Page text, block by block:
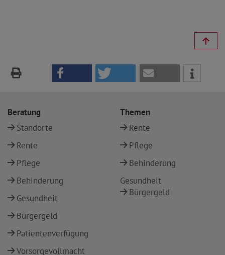
Beratung
Standorte
Rente
Pflege
Behinderung
Gesundheit
Bürgergeld
Patientenverfügung
Vorsorgevollmacht
Themen
Rente
Pflege
Behinderung
Gesundheit
Bürgergeld